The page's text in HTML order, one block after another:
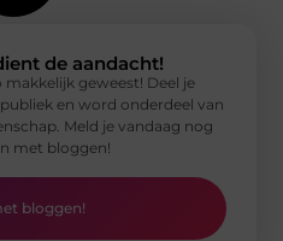
de aandacht!
geweest! Deel je
en word onderdeel van
Meld je vandaag nog
met bloggen!
bloggen!